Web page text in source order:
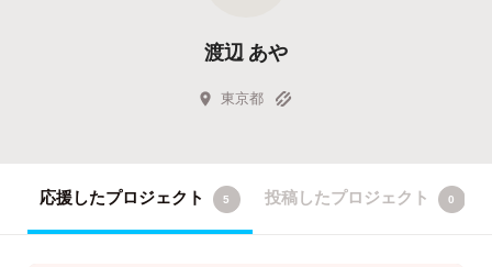
渡辺 あや
東京都
応援したプロジェクト 5 投稿したプロジェクト 0